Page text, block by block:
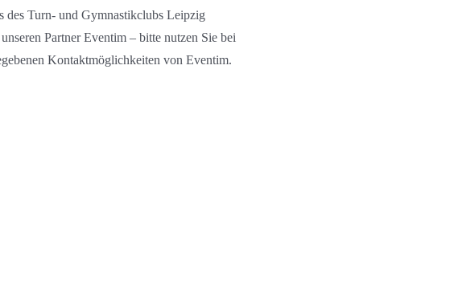
des Turn- und Gymnastikclubs Leipzig
Partner Eventim – bitte nutzen Sie bei
Kontaktmöglichkeiten von Eventim.